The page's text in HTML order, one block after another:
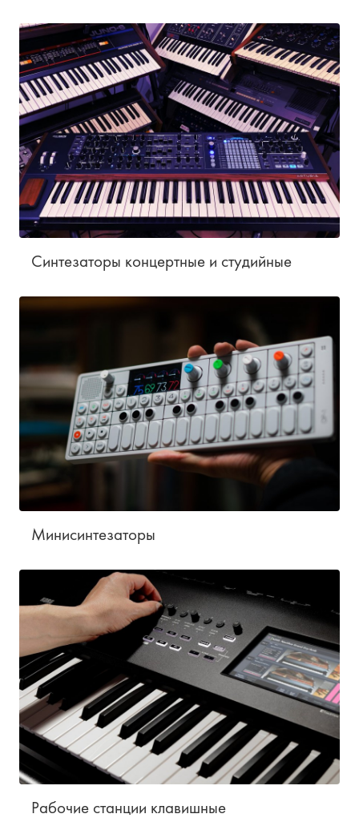
Синтезаторы концертные и студийные
Минисинтезаторы
Рабочие станции клавишные